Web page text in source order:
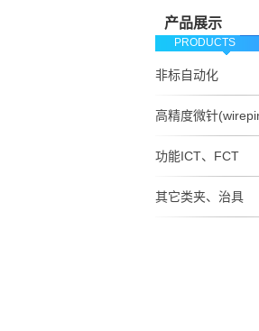
产品展示
PRODUCTS
非标自动化
功能ICT、FCT
其它类夹、治具